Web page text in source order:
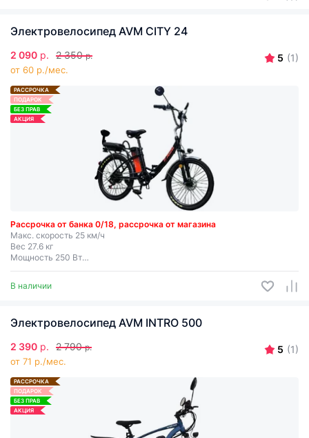
Электровелосипед AVM CITY 24
2 090 р. 2 350 р.
от 60 р./мес.
5 (1)
РАССРОЧКА
ПОДАРОК
БЕЗ ПРАВ
АКЦИЯ
Рассрочка от банка 0/18, рассрочка от магазина
Макс. скорость 25 км/ч
Вес 27.6 кг
Мощность 250 Вт
Запас хода до 40 км
В наличии
Электровелосипед AVM INTRO 500
2 390 р. 2 790 р.
от 71 р./мес.
5 (1)
РАССРОЧКА
ПОДАРОК
БЕЗ ПРАВ
АКЦИЯ